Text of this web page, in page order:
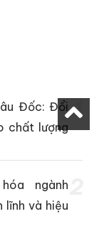
Đốc: Đổi
chất lượng
1
ngành
lĩnh và hiệu